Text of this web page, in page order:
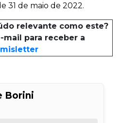
31 de maio de 2022.
relevante como este?
mail para receber a
Borini